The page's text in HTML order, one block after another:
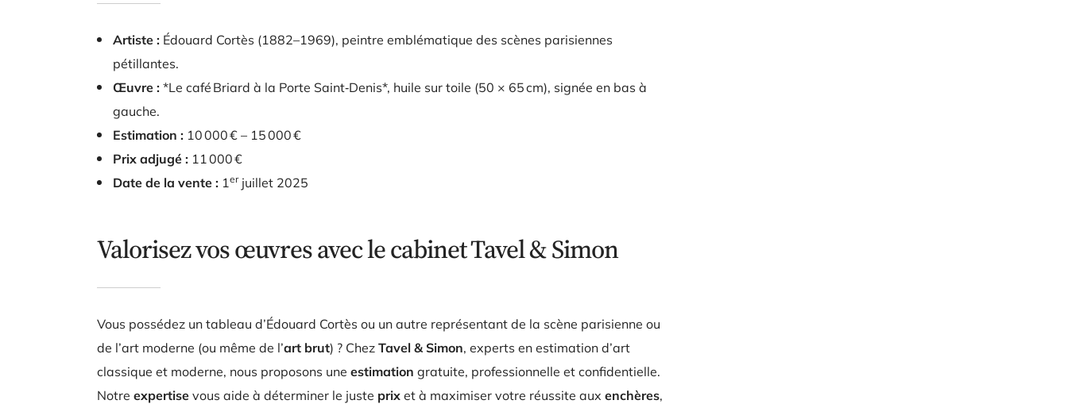
Artiste : Édouard Cortès (1882–1969), peintre emblématique des scènes parisiennes
pétillantes.
Œuvre : *Le café Briard à la Porte Saint‑Denis*, huile sur toile (50 × 65 cm), signée en bas à
gauche.
Estimation : 10 000 € – 15 000 €
Prix adjugé : 11 000 €
Date de la vente : 1erjuillet 2025
Valorisez vos œuvres avec le cabinet Tavel & Simon
Vous possédez un tableau d’Édouard Cortès ou un autre représentant de la scène parisienne ou
de l’art moderne (ou même de l’art brut) ? Chez Tavel & Simon, experts en estimation d’art
classique et moderne, nous proposons une estimation gratuite, professionnelle et confidentielle.
Notre expertise vous aide à déterminer le juste prix et à maximiser votre réussite aux enchères,